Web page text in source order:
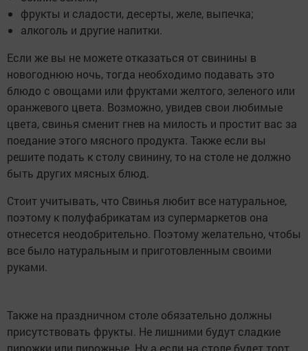
фрукты и сладости, десерты, желе, выпечка;
алкоголь и другие напитки.
Если же вы не можете отказаться от свинины в
новогоднюю ночь, тогда необходимо подавать это
блюдо с овощами или фруктами желтого, зеленого или
оранжевого цвета. Возможно, увидев свои любимые
цвета, свинья сменит гнев на милость и простит вас за
поедание этого мясного продукта. Также если вы
решите подать к столу свинину, то на столе не должно
быть других мясных блюд.
Стоит учитывать, что Свинья любит все натуральное,
поэтому к полуфабрикатам из супермаркетов она
отнесется неодобрительно. Поэтому желательно, чтобы
все было натуральным и приготовленным своими
руками.
Также на праздничном столе обязательно должны
присутствовать фрукты. Не лишними будут сладкие